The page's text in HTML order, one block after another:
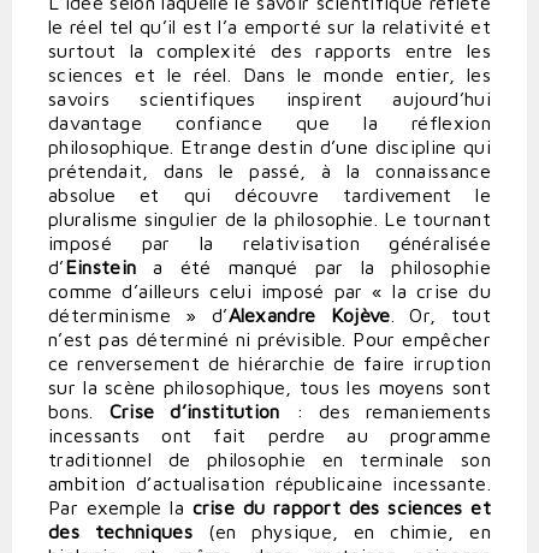
le réel tel qu’il est l’a emporté sur la relativité et
surtout la complexité des rapports entre les
sciences et le réel. Dans le monde entier, les
savoirs scientifiques inspirent aujourd’hui
davantage confiance que la réflexion
philosophique. Etrange destin d’une discipline qui
prétendait, dans le passé, à la connaissance
absolue et qui découvre tardivement le
pluralisme singulier de la philosophie. Le tournant
imposé par la relativisation généralisée
d’ Einstein a été manqué par la philosophie
comme d’ailleurs celui imposé par « la crise du
déterminisme » d’Alexandre Kojève . Or, tout
n’est pas déterminé ni prévisible. Pour empêcher
ce renversement de hiérarchie de faire irruption
sur la scène philosophique, tous les moyens sont
bons. Crise d’institution : des remaniements
incessants ont fait perdre au programme
traditionnel de philosophie en terminale son
ambition d’actualisation républicaine incessante.
Par exemple la crise du rapport des sciences et
des techniques(en physique, en chimie, en